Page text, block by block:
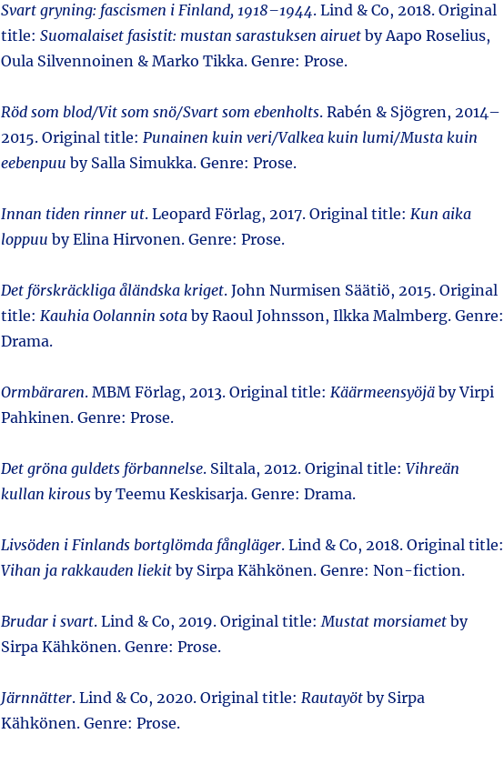
Svart gryning: fascismen i Finland, 1918–1944. Lind & Co, 2018. Original
title: Suomalaiset fasistit: mustan sarastuksen airuet by Aapo Roselius,
Oula Silvennoinen & Marko Tikka. Genre: Prose.
Röd som blod/Vit som snö/Svart som ebenholts. Rabén & Sjögren, 2014–
2015. Original title: Punainen kuin veri/Valkea kuin lumi/Musta kuin
eebenpuu by Salla Simukka. Genre: Prose.
Innan tiden rinner ut. Leopard Förlag, 2017. Original title: Kun aika
loppuu by Elina Hirvonen. Genre: Prose.
Det förskräckliga åländska kriget. John Nurmisen Säätiö, 2015. Original
title: Kauhia Oolannin sota by Raoul Johnsson, Ilkka Malmberg. Genre:
Drama.
Ormbäraren. MBM Förlag, 2013. Original title: Käärmeensyöjä by Virpi
Pahkinen. Genre: Prose.
Det gröna guldets förbannelse. Siltala, 2012. Original title: Vihreän
kullan kirous by Teemu Keskisarja. Genre: Drama.
Livsöden i Finlands bortglömda fångläger. Lind & Co, 2018. Original title:
Vihan ja rakkauden liekit by Sirpa Kähkönen. Genre: Non-fiction.
Brudar i svart. Lind & Co, 2019. Original title:Mustat morsiamet by
Sirpa Kähkönen. Genre: Prose.
Järnnätter. Lind & Co, 2020. Original title: Rautayöt by Sirpa
Kähkönen. Genre: Prose.